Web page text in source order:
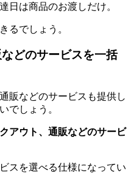
日は商品のお渡しだけ。
るでしょう。
どのサービスを一括
販などのサービスも提供し
でしょう。
アウト、通販などのサービ
スを選べる仕様になってい